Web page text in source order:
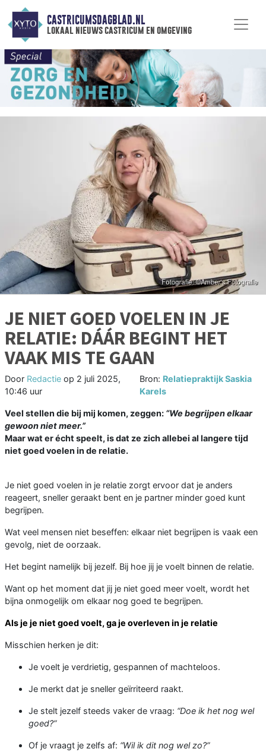
CASTRICUMSDAGBLAD.NL
lokaal nieuws castricum en omgeving
JE NIET GOED VOELEN IN JE
RELATIE: DÁÁR BEGINT HET
VAAK MIS TE GAAN
Door Redactie op 2 juli 2025,
10:46 uur
Bron: Relatiepraktijk Saskia
Karels
Veel stellen die bij mij komen, zeggen: “We begrijpen elkaar
gewoon niet meer.”
Maar wat er écht speelt, is dat ze zich allebei al langere tijd
niet goed voelen in de relatie.
Je niet goed voelen in je relatie zorgt ervoor dat je anders
reageert, sneller geraakt bent en je partner minder goed kunt
begrijpen.
Wat veel mensen niet beseffen: elkaar niet begrijpen is vaak een
gevolg, niet de oorzaak.
Het begint namelijk bij jezelf. Bij hoe jij je voelt binnen de relatie.
Want op het moment dat jij je niet goed meer voelt, wordt het
bijna onmogelijk om elkaar nog goed te begrijpen.
Als je je niet goed voelt, ga je overleven in je relatie
Misschien herken je dit:
Je voelt je verdrietig, gespannen of machteloos.
Je merkt dat je sneller geïrriteerd raakt.
Je stelt jezelf steeds vaker de vraag: “Doe ik het nog wel
goed?”
Of je vraagt je zelfs af: “Wil ik dit nog wel zo?”